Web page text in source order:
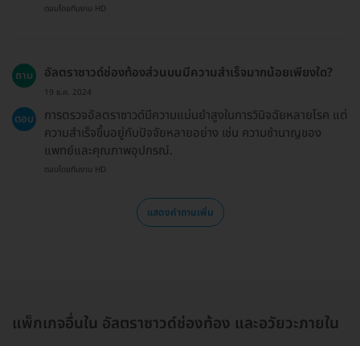
ตอบโดยทีมงาน HD
ถาม อัลตราซาวด์ช่องท้องส่วนบนมีความสำเร็จมากน้อยเพียงใด?
19 ธ.ค. 2024
ตอบ
การตรวจอัลตราซาวด์มีความแม่นยำสูงในการวินิจฉัยหลายโรค แต่
ความสำเร็จขึ้นอยู่กับปัจจัยหลายอย่าง เช่น ความชำนาญของ
แพทย์และคุณภาพอุปกรณ์.
ตอบโดยทีมงาน HD
แสดงคำถามเพิ่ม
แพ็กเกจอื่นใน อัลตราซาวด์ช่องท้อง และอวัยวะภายใน